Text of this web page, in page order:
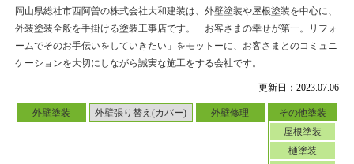
更新日：2023.07.06
外壁塗装 外壁張り替え(カバー) 外壁修理
その他塗装
屋根塗装
樋塗装
岡山県総社市西阿曽の株式会社大和建装は、外壁塗装や屋根塗装を中心に、
外装塗装全般を手掛ける塗装工事店です。「お客さまの幸せが第一。リフォ
ームでそのお手伝いをしていきたい」をモットーに、お客さまとのコミュニ
ケーションを大切にしながら誠実な施工をする会社です。